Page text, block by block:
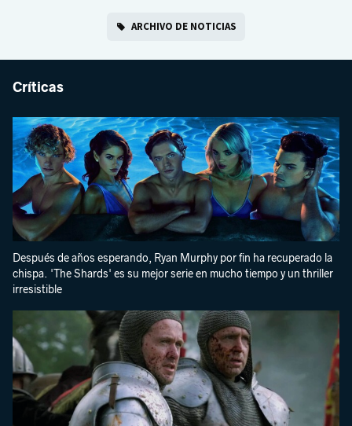
ARCHIVO DE NOTICIAS
Críticas
Después de años esperando, Ryan Murphy por fin ha recuperado la
chispa. 'The Shards' es su mejor serie en mucho tiempo y un thriller
irresistible